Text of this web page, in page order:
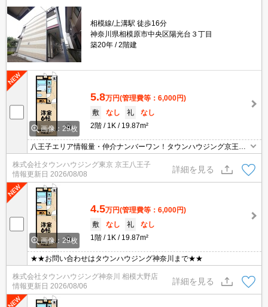
相模線/上溝駅 徒歩16分
神奈川県相模原市中央区陽光台３丁目
築20年
2階建
画像：29枚
5.8万円(管理費等：6,000円)
敷
なし 礼
なし
2階
1K 19.87m²
八王子エリア情報量・仲介ナンバーワン！タウンハウジング京王八
王子店です!お客様用駐車場もございますので車でのご来店も大歓迎
です！
株式会社タウンハウジング東京 京王八王子
情報更新日 2026/08/08
詳細を見る
画像：29枚
4.5万円(管理費等：6,000円)
敷
なし 礼
なし
1階
1K 19.87m²
★★お問い合わせはタウンハウジング神奈川まで★★
株式会社タウンハウジング神奈川 相模大野店
情報更新日 2026/08/06
詳細を見る